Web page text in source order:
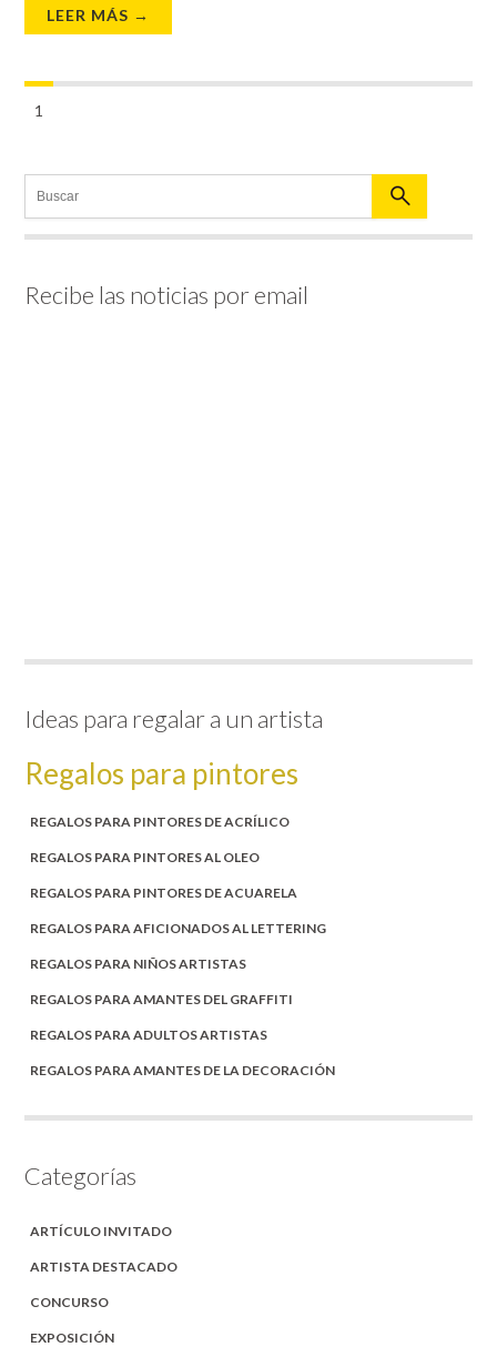
LEER MÁS →
1
Recibe las noticias por email
Ideas para regalar a un artista
Regalos para pintores
REGALOS PARA PINTORES DE ACRÍLICO
REGALOS PARA PINTORES AL OLEO
REGALOS PARA PINTORES DE ACUARELA
REGALOS PARA AFICIONADOS AL LETTERING
REGALOS PARA NIÑOS ARTISTAS
REGALOS PARA AMANTES DEL GRAFFITI
REGALOS PARA ADULTOS ARTISTAS
REGALOS PARA AMANTES DE LA DECORACIÓN
Categorías
ARTÍCULO INVITADO
ARTISTA DESTACADO
CONCURSO
EXPOSICIÓN